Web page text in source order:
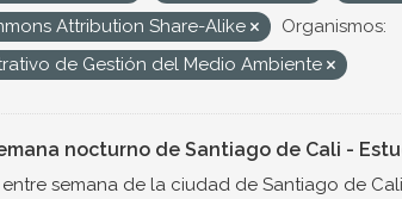
Attribution Share-Alike
Organismos:
de Gestión del Medio Ambiente
nocturno de Santiago de Cali -
semana de la ciudad de Santiago de